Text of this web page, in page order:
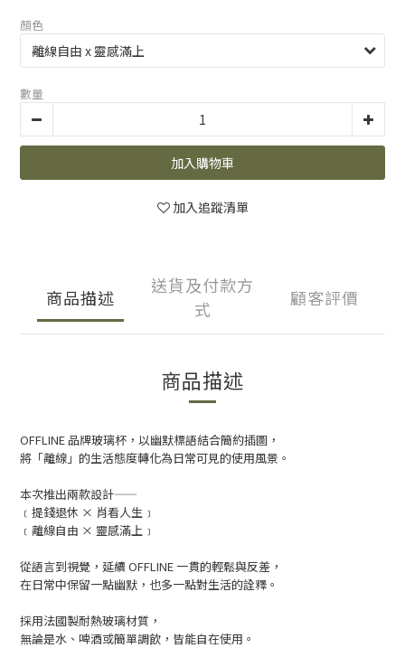
顏色
數量
加入購物車
加入追蹤清單
商品描述
送貨及付款方
式
顧客評價
商品描述
OFFLINE 品牌玻璃杯，以幽默標語結合簡約插圖，
將「離線」的生活態度轉化為日常可見的使用風景。
本次推出兩款設計——
﹝提錢退休 × 肖看人生﹞
﹝離線自由 × 靈感滿上﹞
從語言到視覺，延續 OFFLINE 一貫的輕鬆與反差，
在日常中保留一點幽默，也多一點對生活的詮釋。
採用法國製耐熱玻璃材質，
無論是水、啤酒或簡單調飲，皆能自在使用。